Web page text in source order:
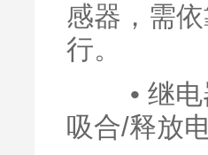
感器，需
行。
• 继
吸合/释放